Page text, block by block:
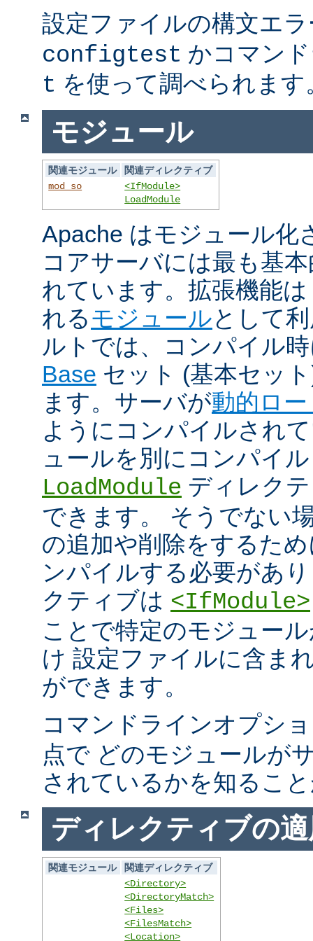
設定ファイルの構文エ
configtest かコマン
t を使って調べられます
モジュール
関連モジュール
関連ディレクティブ
mod_so
<IfModule>
LoadModule
Apache はモジュール化
コアサーバには最も基
れています。拡張機能
れるモジュールとして
ルトでは、コンパイル
Base セット (基本セッ
ます。サーバが動的ロ
ようにコンパイルされ
ュールを別にコンパイ
LoadModule ディレク
できます。 そうでない
の追加や削除をするた
ンパイルする必要があ
クティブは <IfModule>
ことで特定のモジュー
け 設定ファイルに含ま
ができます。
コマンドラインオプシ
点で どのモジュールが
されているかを知るこ
ディレクティブの
関連モジュール
関連ディレクティブ
<Directory>
<DirectoryMatch>
<Files>
<FilesMatch>
<Location>